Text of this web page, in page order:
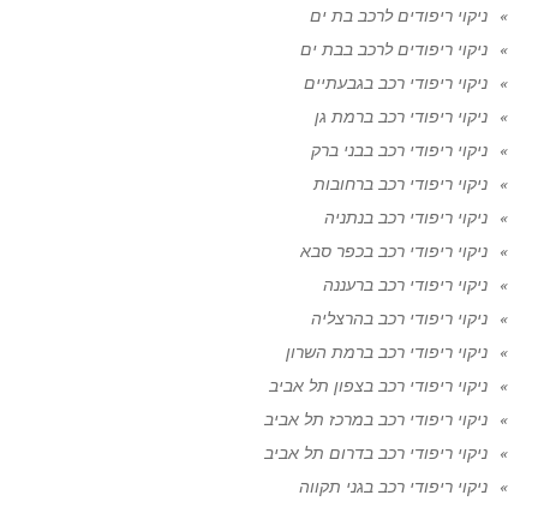
ניקוי ריפודים לרכב בת ים
ניקוי ריפודים לרכב בבת ים
ניקוי ריפודי רכב בגבעתיים
ניקוי ריפודי רכב ברמת גן
ניקוי ריפודי רכב בבני ברק
ניקוי ריפודי רכב ברחובות
ניקוי ריפודי רכב בנתניה
ניקוי ריפודי רכב בכפר סבא
ניקוי ריפודי רכב ברעננה
ניקוי ריפודי רכב בהרצליה
ניקוי ריפודי רכב ברמת השרון
ניקוי ריפודי רכב בצפון תל אביב
ניקוי ריפודי רכב במרכז תל אביב
ניקוי ריפודי רכב בדרום תל אביב
ניקוי ריפודי רכב בגני תקווה